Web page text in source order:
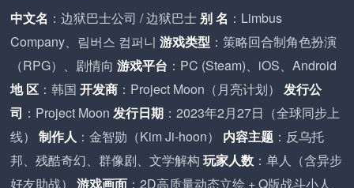
中文名 ：边狱巴士公司 / 边狱巴士 别 名 ：Limbus
Company、림버스 컴퍼니 游戏类型 ：策略回合制角色扮演
（RPG）、剧情向 游戏平台 ：PC (Steam)、iOS、Android
地 区 ：韩国 开发商 ：Project Moon（月亮计划） 发行公
司 ：Project Moon 发行日期 ：2023年2月27日（全球同步上
线） 制作人 ：金智勋（Kim Ji-hoon） 内容主题 ：反乌托
邦、残酷奇幻、群像剧、文学解构 玩家人数 ：单人（含异步
好友助战） 游戏画面 ：2D高质量动态立绘 + Q版战斗小人